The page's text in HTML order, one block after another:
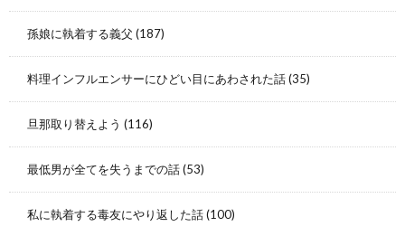
孫娘に執着する義父 (187)
料理インフルエンサーにひどい目にあわされた話(35)
旦那取り替えよう (116)
最低男が全てを失うまでの話(53)
私に執着する毒友にやり返した話(100)